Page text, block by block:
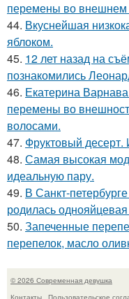
перемены во
44. Вкуснейшая
яблоком.
45. 12 лет назад на
познакомились
46. Екатерина
перемены во
волосами.
47. Фруктовый десерт.
48. Самая высокая
идеальную пару.
49. В Санкт-
родилась
50. Запеченные
перепелок, масло
© 2026 Современная девушка
Контакты
Пользовательское